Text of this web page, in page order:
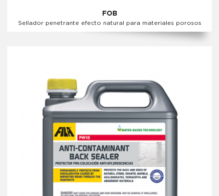
FOB
Sellador penetrante efecto natural para materiales porosos